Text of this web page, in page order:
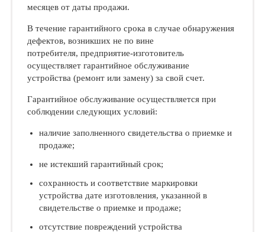
месяцев от даты продажи.
В течение гарантийного срока в случае обнаружения
дефектов, возникших не по вине
потребителя, предприятие-изготовитель
осуществляет гарантийное обслуживание
устройства (ремонт или замену) за свой счет.
Гарантийное обслуживание осуществляется при
соблюдении следующих условий:
наличие заполненного свидетельства о приемке и
продаже;
не истекший гарантийный срок;
сохранность и соответствие маркировки
устройства дате изготовления, указанной в
свидетельстве о приемке и продаже;
отсутствие повреждений устройства